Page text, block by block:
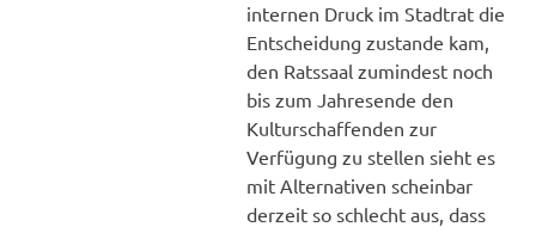
internen Druck im Stadtrat die
Entscheidung zustande kam,
den Ratssaal zumindest noch
bis zum Jahresende den
Kulturschaffenden zur
Verfügung zu stellen sieht es
mit Alternativen scheinbar
derzeit so schlecht aus, dass